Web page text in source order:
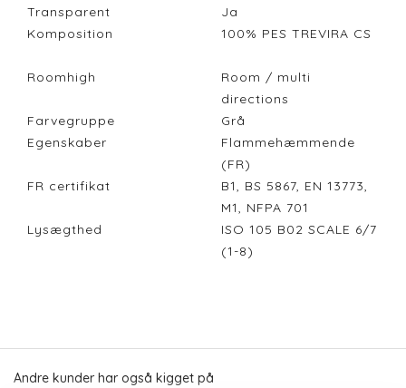
Transparent
Ja
Komposition
100% PES TREVIRA CS
Roomhigh
Room / multi
directions
Farvegruppe
Grå
Egenskaber
Flammehæmmende
(FR)
FR certifikat
B1, BS 5867, EN 13773,
M1, NFPA 701
Lysægthed
ISO 105 B02 SCALE 6/7
(1-8)
Andre kunder har også kigget på